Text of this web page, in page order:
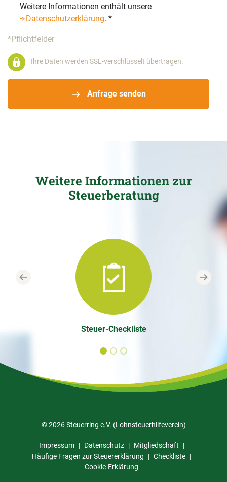
Weitere Informationen enthält unsere
Datenschutzerklärung. *
*Pflichtfelder
Anfrage senden
Ihre Daten werden SSL-verschlüsselt übertragen.
Weitere Informationen zur
Steuerberatung
Steuer-Checkliste
Previous Next
© 2026 Steuerring e.V. (Lohnsteuerhilfeverein)
Impressum Datenschutz
Mitgliedschaft
Häufige Fragen zur Steuererklärung
Checkliste
Cookie-Erklärung